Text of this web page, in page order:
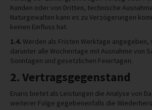
Kunden oder von Dritten, technische
Naturgewalten kann es zu Verzögerungen
keinen Einfluss hat.
1.4. Werden als Fristen Werktage angegeben,
darunter alle Wochentage mit Ausnahme von
Sonntagen und gesetzlichen Feiertagen.
2. Vertragsgegenstand
Enaris bietet als Leistungen die Analyse von
weiterer Folge gegebenenfalls die